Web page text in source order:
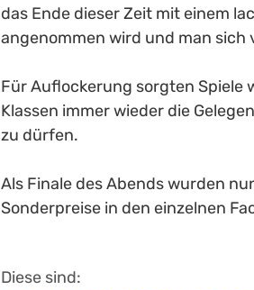
das Ende dieser Zeit mit einem
angenommen wird und man sich
Für Auflockerung sorgten Spiele
Klassen immer wieder die
zu dürfen.
Als Finale des Abends wurden
Sonderpreise in den einzelnen
Diese sind: